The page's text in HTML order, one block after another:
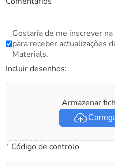
Gostaria de me inscrever
para receber actualizações
Materials.
Incluir desenhos:
Armazenar
*Código de controlo